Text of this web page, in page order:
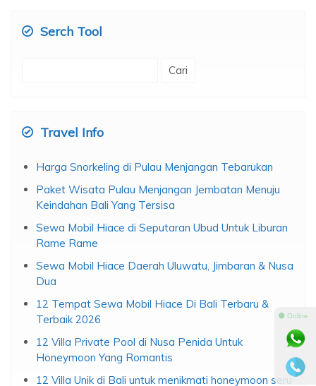
Serch Tool
Travel Info
Harga Snorkeling di Pulau Menjangan Tebarukan
Paket Wisata Pulau Menjangan Jembatan Menuju
Keindahan Bali Yang Tersisa
Sewa Mobil Hiace di Seputaran Ubud Untuk Liburan
Rame Rame
Sewa Mobil Hiace Daerah Uluwatu, Jimbaran & Nusa
Dua
12 Tempat Sewa Mobil Hiace Di Bali Terbaru &
Terbaik 2026
12 Villa Private Pool di Nusa Penida Untuk
Honeymoon Yang Romantis
12 Villa Unik di Bali untuk menikmati honeymoon seru
⚫ Online